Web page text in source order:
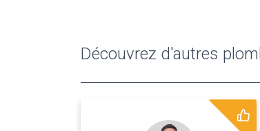
Découvrez d'autres